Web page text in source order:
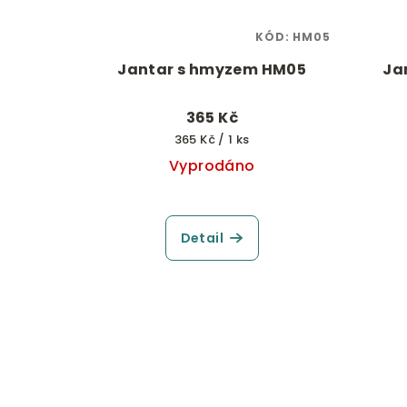
Jantar s hmyzem HM05
365 Kč
Měrná
cena:
365 Kč / 1 ks
Vyprodáno
Detail
KÓD: HM05